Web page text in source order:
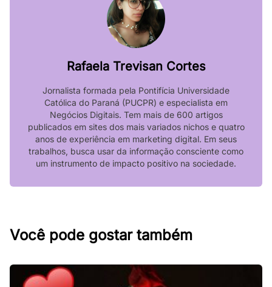
Rafaela Trevisan Cortes
Jornalista formada pela Pontifícia Universidade
Católica do Paraná (PUCPR) e especialista em
Negócios Digitais. Tem mais de 600 artigos
publicados em sites dos mais variados nichos e quatro
anos de experiência em marketing digital. Em seus
trabalhos, busca usar da informação consciente como
um instrumento de impacto positivo na sociedade.
Você pode gostar também